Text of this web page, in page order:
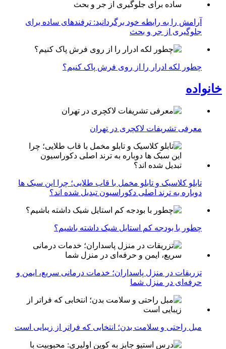
آرامش را به رابطه خود برگردانید: ترفندهای ساده برای
جلوگیری از جر و بحث
چطور لکه ادرار را از روی فرش پاک کنیم؟
خانواده
معرفی تشریفات لاکچری در تهران
تابلو کلاسیک و تابلو مخمل با قاب طلایی؛ چرا این سبک ها
دوباره به ترند اصلی دکوراسیون تبدیل شده اند؟
چطور با بودجه کم استایل شیک داشته باشیم؟
تزریقات در منزل پاسداران؛ خدمات درمانی سریع، ایمن و
حرفه‌ای در منزل شما
مبل راحتی و سلامت بدن؛ انتخابی که فراتر از زیبایی است